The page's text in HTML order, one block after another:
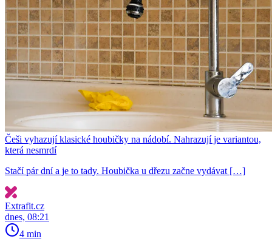
Češi vyhazují klasické houbičky na nádobí. Nahrazují je variantou,
která nesmrdí
Stačí pár dní a je to tady. Houbička u dřezu začne vydávat […]
Extrafit.cz
dnes, 08:21
4 min